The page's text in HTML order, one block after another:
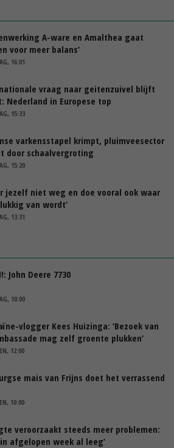
A-ware en Amalthea gaat
voor meer balans’
16:01
vraag naar geitenzuivel blijft
Nederland in Europese top
15:33
varkensstapel krimpt, pluimveesector
door schaalvergroting
15:20
jezelf niet weg en doe vooral ook waar
van wordt’
13:31
John Deere 7730
10:00
vlogger Kees Huizinga: ‘Bezoek van
mag zelf groente plukken’
12:00
mais van Frijns doet het verrassend
10:00
veroorzaakt steeds meer problemen:
afgelopen week al leeg’